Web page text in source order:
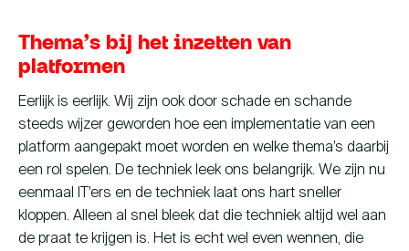
Thema’s bij het inzetten van
platformen
Eerlijk is eerlijk. Wij zijn ook door schade en schande
steeds wijzer geworden hoe een implementatie van een
platform aangepakt moet worden en welke thema’s daarbij
een rol spelen. De techniek leek ons belangrijk. We zijn nu
eenmaal IT’ers en de techniek laat ons hart sneller
kloppen. Alleen al snel bleek dat die techniek altijd wel aan
de praat te krijgen is. Het is echt wel even wennen, die